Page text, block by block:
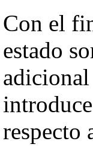
Con el
estado
adicional
respecto